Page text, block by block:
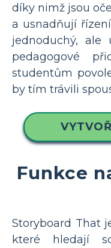
díky nimž jsou
a usnadňují
jednoduchý, ale
pedagogové
studentům
by tím trávili
Funkce
Storyboard That
které hledají